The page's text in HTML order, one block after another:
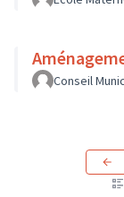
Conseil